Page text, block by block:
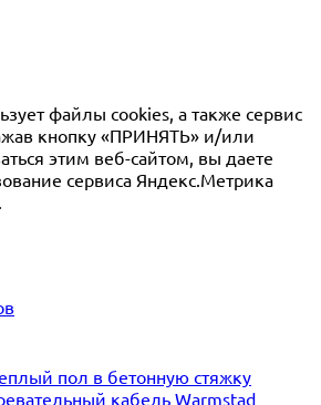
файлы cookies, а также сервис
кнопку «ПРИНЯТЬ» и/или
этим веб-сайтом, вы даете
сервиса Яндекс.Метрика
пол в бетонную стяжку
кабель Warmstad